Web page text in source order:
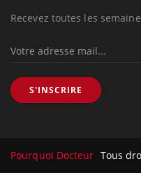
Recevez toutes les
S'INSCRIRE
Pourquoi Docteur Tous